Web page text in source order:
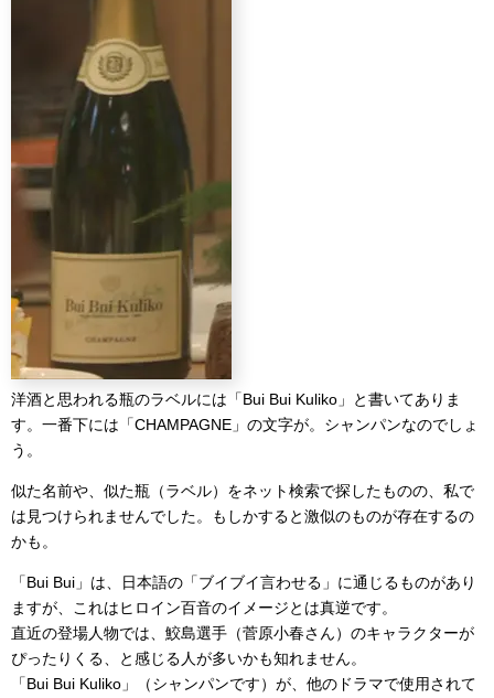
洋酒と思われる瓶のラベルには「Bui Bui Kuliko」と書いてありま
す。一番下には「CHAMPAGNE」の文字が。シャンパンなのでしょ
う。
似た名前や、似た瓶（ラベル）をネット検索で探したものの、私で
は見つけられませんでした。もしかすると激似のものが存在するの
かも。
「Bui Bui」は、日本語の「ブイブイ言わせる」に通じるものがあり
ますが、これはヒロイン百音のイメージとは真逆です。
直近の登場人物では、鮫島選手（菅原小春さん）のキャラクターが
ぴったりくる、と感じる人が多いかも知れません。
「Bui Bui Kuliko」（シャンパンです）が、他のドラマで使用されて